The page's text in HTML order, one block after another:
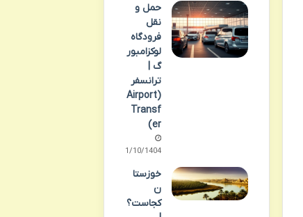
حمل و
نقل
فرودگاه
لوکزامبور
گ |
ترانسفر
(Airport
Transf
er)
11/10/1404
خوزستا
ن
کجاست؟